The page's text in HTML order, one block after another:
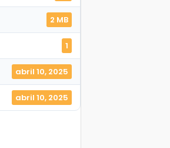
2 MB
1
abril 10, 2025
abril 10, 2025